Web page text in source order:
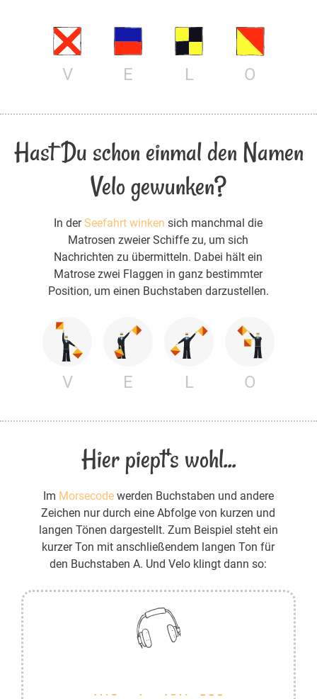
V E L O
Hast Du schon einmal den Namen
Velo gewunken?
In derSeefahrt winken sich manchmal die
Matrosen zweier Schiffe zu, um sich
Nachrichten zu übermitteln. Dabei hält ein
Matrose zwei Flaggen in ganz bestimmter
Position, um einen Buchstaben darzustellen.
V E L O
Hier piept's wohl...
Im Morsecodewerden Buchstaben und andere
Zeichen nur durch eine Abfolge von kurzen und
langen Tönen dargestellt. Zum Beispiel steht ein
kurzer Ton mit anschließendem langen Ton für
den Buchstaben A. Und Velo klingt dann so: